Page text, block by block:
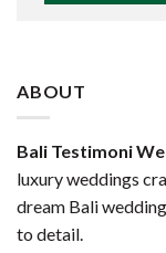
ABOUT
Bali Testimoni
luxury weddings
dream Bali
to detail.